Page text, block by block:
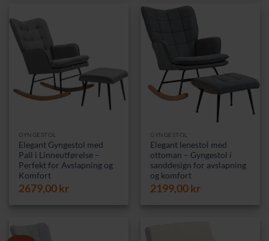
GYNGESTOL
Elegant Gyngestol med
Pall i Linneutførelse –
Perfekt for Avslapning og
Komfort
2679,00kr
GYNGESTOL
Elegant lenestol med
ottoman – Gyngestol i
sanddesign for avslapning
og komfort
2199,00kr